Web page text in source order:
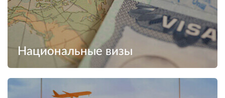
Национальные визы